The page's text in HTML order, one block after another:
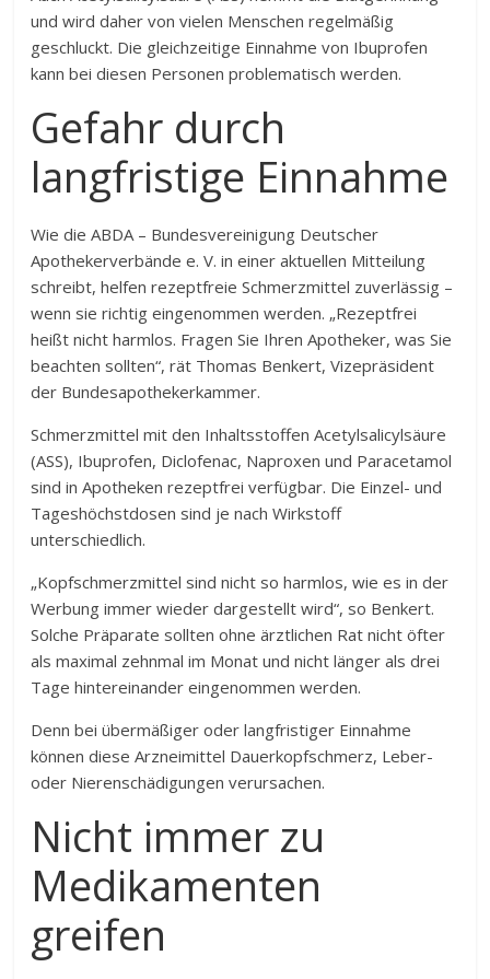
und wird daher von vielen Menschen regelmäßig
geschluckt. Die gleichzeitige Einnahme von Ibuprofen
kann bei diesen Personen problematisch werden.
Gefahr durch
langfristige Einnahme
Wie die ABDA – Bundesvereinigung Deutscher
Apothekerverbände e. V. in einer aktuellen Mitteilung
schreibt, helfen rezeptfreie Schmerzmittel zuverlässig –
wenn sie richtig eingenommen werden. „Rezeptfrei
heißt nicht harmlos. Fragen Sie Ihren Apotheker, was Sie
beachten sollten“, rät Thomas Benkert, Vizepräsident
der Bundesapothekerkammer.
Schmerzmittel mit den Inhaltsstoffen Acetylsalicylsäure
(ASS), Ibuprofen, Diclofenac, Naproxen und Paracetamol
sind in Apotheken rezeptfrei verfügbar. Die Einzel- und
Tageshöchstdosen sind je nach Wirkstoff
unterschiedlich.
„Kopfschmerzmittel sind nicht so harmlos, wie es in der
Werbung immer wieder dargestellt wird“, so Benkert.
Solche Präparate sollten ohne ärztlichen Rat nicht öfter
als maximal zehnmal im Monat und nicht länger als drei
Tage hintereinander eingenommen werden.
Denn bei übermäßiger oder langfristiger Einnahme
können diese Arzneimittel Dauerkopfschmerz, Leber-
oder Nierenschädigungen verursachen.
Nicht immer zu
Medikamenten
greifen